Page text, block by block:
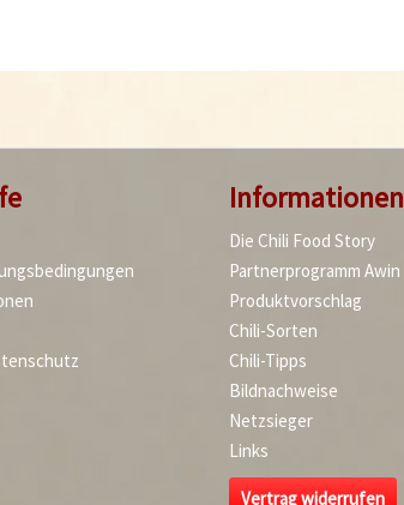
Informationen
Die Chili Food Story
Partnerprogramm Awin
Produktvorschlag
Chili-Sorten
Chili-Tipps
Bildnachweise
Netzsieger
Links
Vertrag widerrufen